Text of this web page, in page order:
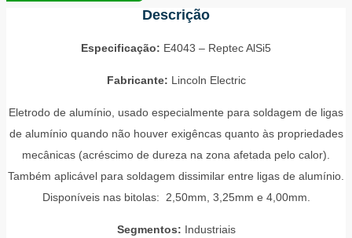
Descrição
Especificação: E4043 – Reptec AlSi5
Fabricante: Lincoln Electric
Eletrodo de alumínio, usado especialmente para soldagem de ligas
de alumínio quando não houver exigêncas quanto às propriedades
mecânicas (acréscimo de dureza na zona afetada pelo calor).
Também aplicável para soldagem dissimilar entre ligas de alumínio.
Disponíveis nas bitolas: 2,50mm, 3,25mm e 4,00mm.
Segmentos: Industriais